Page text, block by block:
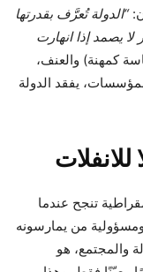
“الدولة تُعرَّف بقدرتها
يصمد إذا انهارت
كمهنة) والعنف،
يفقد الدولة
تنجح عندما
من يمارسونه
والمجتمع، هو